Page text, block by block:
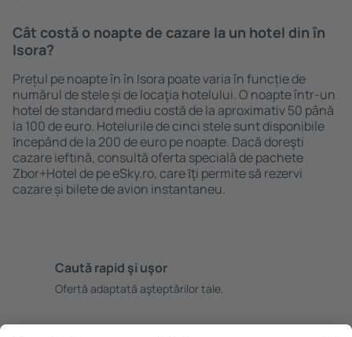
Cât costă o noapte de cazare la un hotel din în
Isora?
Prețul pe noapte în în Isora poate varia în funcție de
numărul de stele și de locaţia hotelului. O noapte într-un
hotel de standard mediu costă de la aproximativ 50 până
la 100 de euro. Hotelurile de cinci stele sunt disponibile
ȋncepând de la 200 de euro pe noapte. Dacă doreşti
cazare ieftină, consultă oferta specială de pachete
Zbor+Hotel de pe eSky.ro, care ȋţi permite să rezervi
cazare și bilete de avion instantaneu.
Caută rapid şi uşor
Ofertă adaptată aşteptărilor tale.